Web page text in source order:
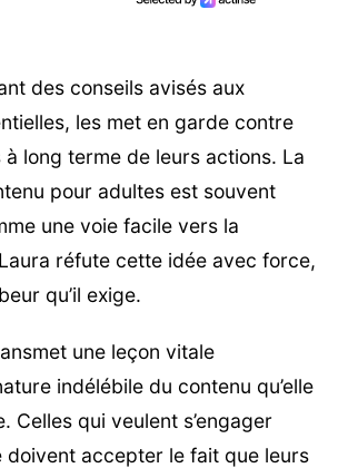
des conseils avisés aux
les met en garde contre
à long terme de leurs actions. La
pour adultes est souvent
une voie facile vers la
réfute cette idée avec force,
qu’il exige.
une leçon vitale
indélébile du contenu qu’elle
Celles qui veulent s’engager
doivent accepter le fait que leurs